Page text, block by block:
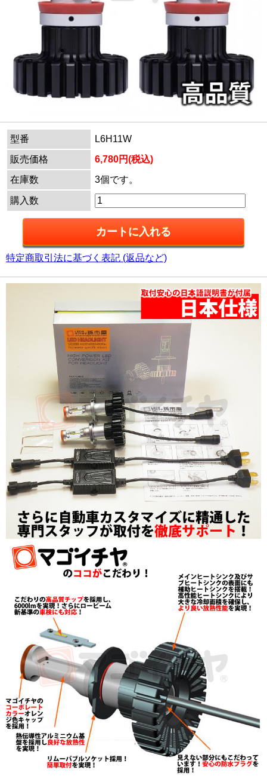
型番
L6H11W
販売価格
6,780円(税込)
在庫数
3個です。
購入数
特定商取引法に基づく表記 (返品など)